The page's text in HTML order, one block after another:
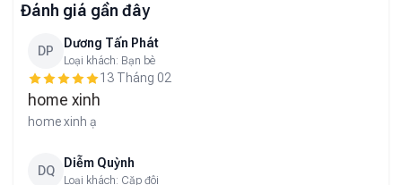
Đánh giá gần đây
DP
Dương Tấn Phát
Loại khách: Bạn bè
13 Tháng 02
home xinh
home xinh ạ
DQ
Diễm Quỳnh
Loại khách: Cặp đôi